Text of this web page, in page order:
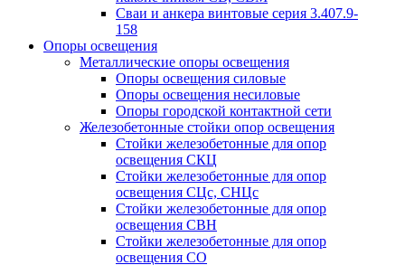
Сваи и анкера винтовые серия 3.407.9-
158
Опоры освещения
Металлические опоры освещения
Опоры освещения силовые
Опоры освещения несиловые
Опоры городской контактной сети
Железобетонные стойки опор освещения
Стойки железобетонные для опор
освещения СКЦ
Стойки железобетонные для опор
освещения СЦс, СНЦс
Стойки железобетонные для опор
освещения СВН
Стойки железобетонные для опор
освещения СО